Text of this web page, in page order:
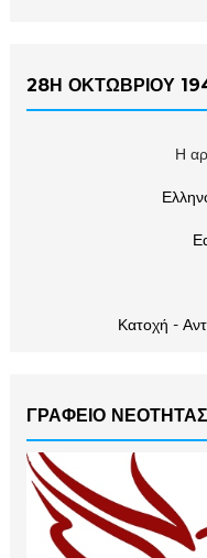
28Η ΟΚΤΩΒΡΙΟΥ
Η
Κατοχή -
ΓΡΑΦΕΙΟ